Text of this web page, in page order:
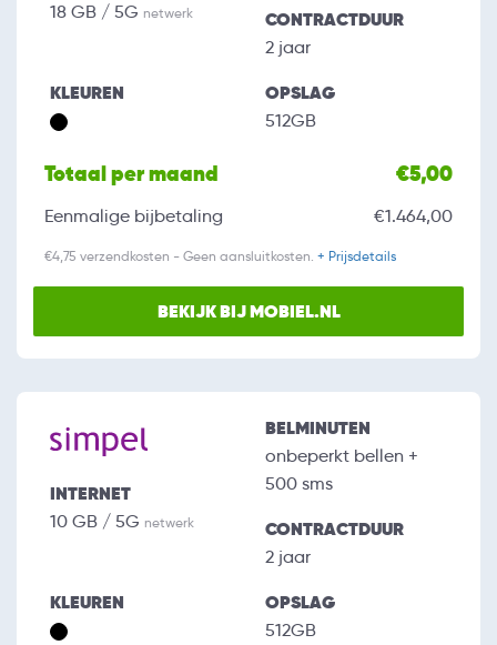
18 GB / 5G netwerk CONTRACTDUUR
2 jaar
KLEUREN OPSLAG
512GB
Totaal per maand €5,00
Eenmalige bijbetaling €1.464,00
€4,75 verzendkosten - Geen aansluitkosten. + Prijsdetails
BEKIJK BIJ MOBIEL.NL
INTERNET
10 GB / 5G netwerk
BELMINUTEN
onbeperkt bellen +
500 sms
CONTRACTDUUR
2 jaar
KLEUREN OPSLAG
512GB